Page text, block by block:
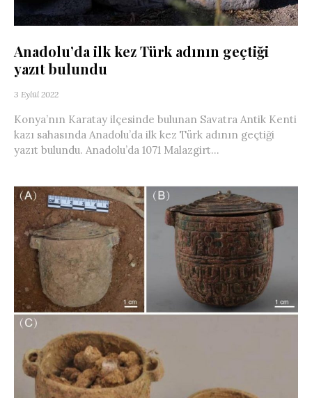
Anadolu’da ilk kez Türk adının geçtiği
yazıt bulundu
3 Eylül 2022
Konya’nın Karatay ilçesinde bulunan Savatra Antik Kenti
kazı sahasında Anadolu’da ilk kez Türk adının geçtiği
yazıt bulundu. Anadolu’da 1071 Malazgirt...